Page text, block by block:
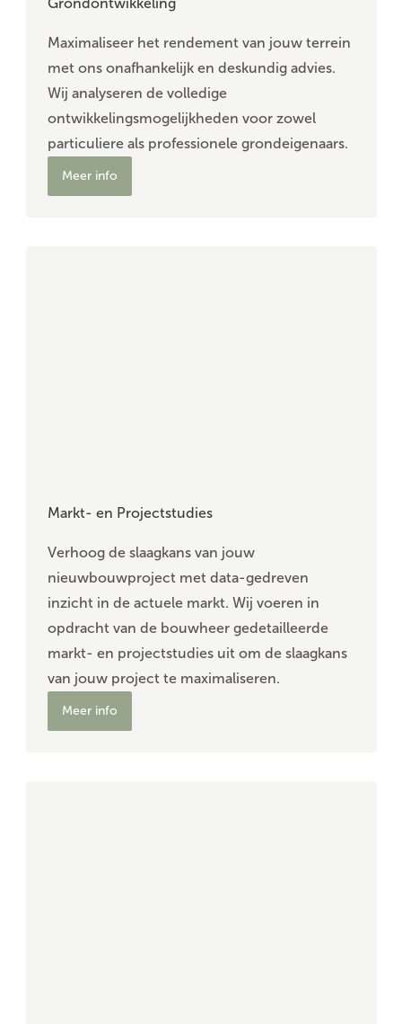
Maximaliseer het rendement van jouw terrein
met ons onafhankelijk en deskundig advies.
Wij analyseren de volledige
ontwikkelingsmogelijkheden voor zowel
particuliere als professionele grondeigenaars.
Meer info
Markt- en Projectstudies
Verhoog de slaagkans van jouw
nieuwbouwproject met data-gedreven
inzicht in de actuele markt. Wij voeren in
opdracht van de bouwheer gedetailleerde
markt- en projectstudies uit om de slaagkans
van jouw project te maximaliseren.
Meer info